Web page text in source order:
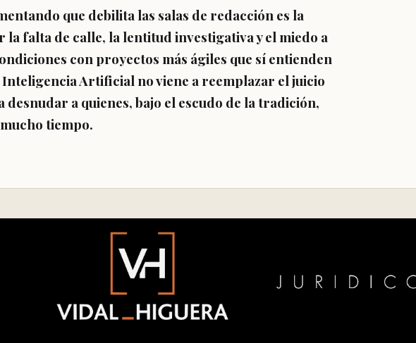
que debilita las salas de redacción es la
la falta de calle, la lentitud investigativa y el miedo a
con proyectos más ágiles que sí entienden
Inteligencia Artificial no viene a reemplazar el juicio
desnudar a quienes, bajo el escudo de la tradición,
tiempo.